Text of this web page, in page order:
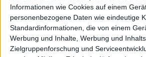
Informationen wie Cookies auf einem
personenbezogene Daten wie eindeutige
Standardinformationen, die von einem
Werbung und Inhalte, Werbung und
Zielgruppenforschung und